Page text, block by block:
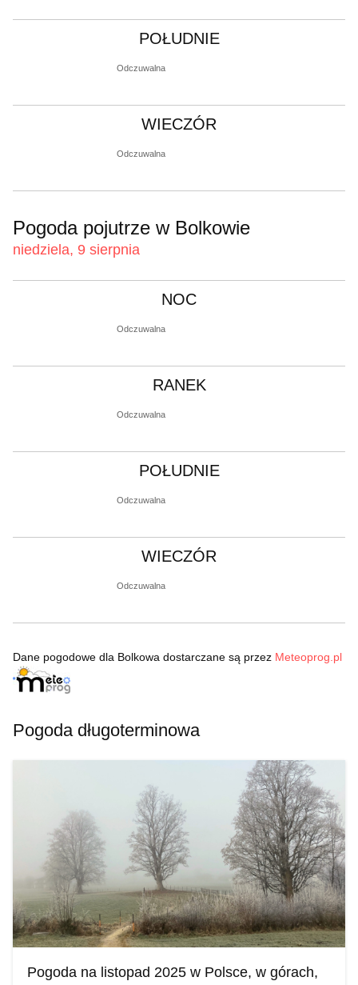
POŁUDNIE
Odczuwalna
WIECZÓR
Odczuwalna
Pogoda pojutrze w Bolkowie
niedziela, 9 sierpnia
NOC
Odczuwalna
RANEK
Odczuwalna
POŁUDNIE
Odczuwalna
WIECZÓR
Odczuwalna
Dane pogodowe dla Bolkowa dostarczane są przez Meteoprog.pl
Pogoda długoterminowa
Pogoda na listopad 2025 w Polsce, w górach,